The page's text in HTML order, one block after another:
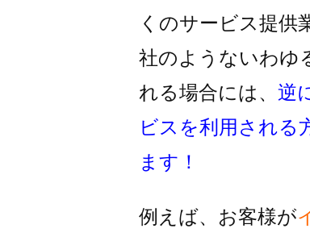
くのサービス提供
社のようないわゆ
れる場合には、 逆
ビスを利用 される
ます！
例えば、お客様が